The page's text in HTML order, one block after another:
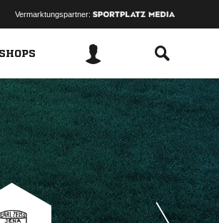
Vermarktungspartner:
SHOPS